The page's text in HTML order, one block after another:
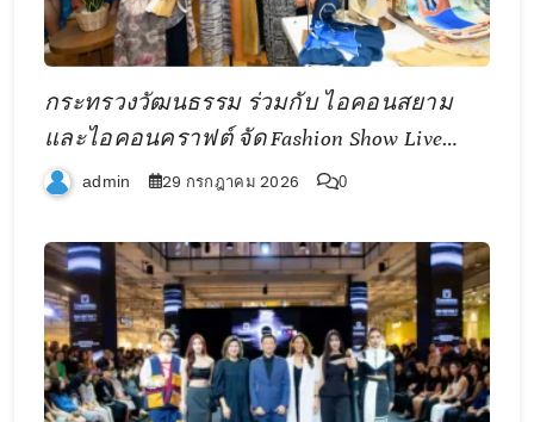
กระทรวงวัฒนธรรม ร่วมกับ ไอคอนสยาม
และไอคอนคราฟต์ จัด Fashion Show Live
“SOUTHWEAR relive 2026” ต่อยอดทุน
ประกอบการผ้าไทยภาคใต้สู่ตลาดดิจิทัล
admin 29 กรกฎาคม 2026 0